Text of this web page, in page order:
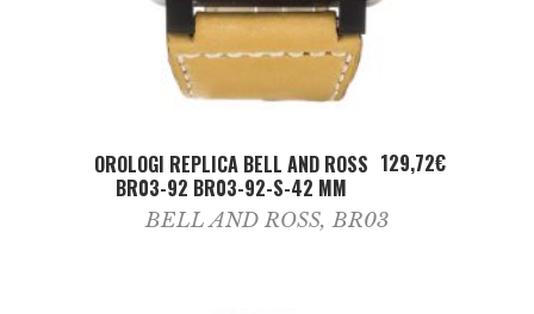
ADD TO CART
OROLOGI REPLICA BELL AND ROSS
BR03-92 BR03-92-S-42 MM
129,72€
BELL AND ROSS,BR03